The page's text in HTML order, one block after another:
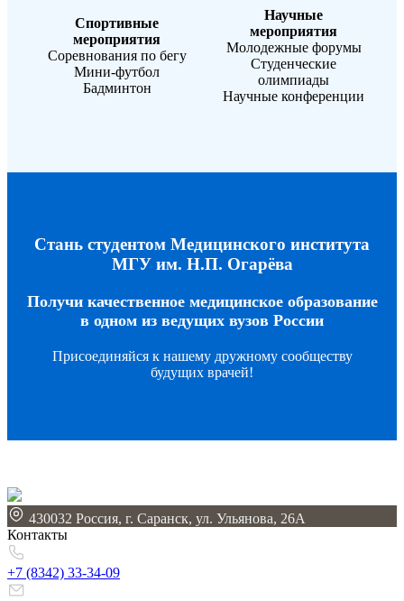
Спортивные
мероприятия
Соревнования по бегу
Мини-футбол
Бадминтон
Научные
мероприятия
Молодежные форумы
Студенческие
олимпиады
Научные конференции
Стань студентом Медицинского института
МГУ им. Н.П. Огарёва
Получи качественное медицинское образование
в одном из ведущих вузов России
Присоединяйся к нашему дружному сообществу
будущих врачей!
430032 Россия, г. Саранск, ул. Ульянова, 26А
Контакты
+7 (8342) 33-34-09